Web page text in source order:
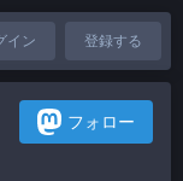
イン 登録する
フォロー